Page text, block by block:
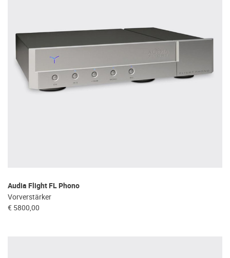
Audia Flight FL Phono
Vorverstärker
€ 5800,00